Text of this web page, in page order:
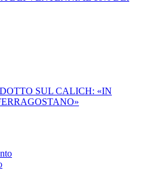
SUL CALICH: «IN